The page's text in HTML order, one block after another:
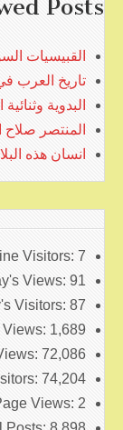
Posts
القبيسيات
تاريخ العرب
البدوية
المنتصر صلاح
انسان هذه
Visitors: 7
Views: 91
Visitors: 87
Views: 1,689
72,086
74,204
Views: 2